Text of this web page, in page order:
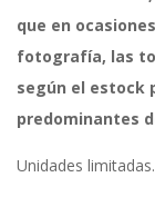
que en
fotografía, las
según el estock
predominantes
Unidades limitadas.